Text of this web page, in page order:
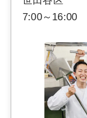
7:00～16:00